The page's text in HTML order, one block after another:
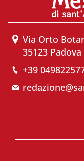
Via Orto
35123
+39